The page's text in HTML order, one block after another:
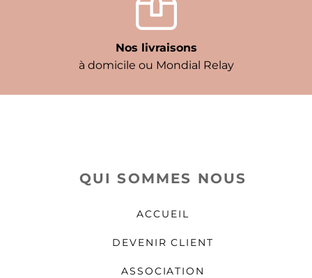
Nos livraisons
à domicile ou Mondial Relay
QUI SOMMES NOUS
ACCUEIL
DEVENIR CLIENT
ASSOCIATION